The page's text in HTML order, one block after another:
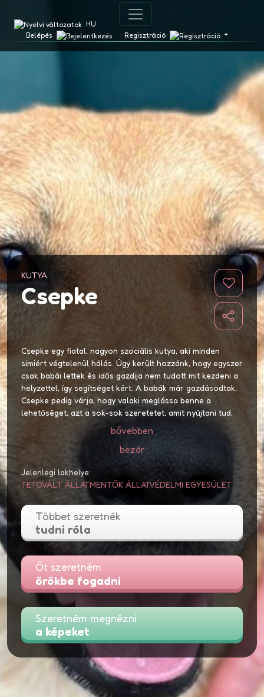
HU
Belépés
Regisztráció
KUTYA
Csepke
Csepke egy fiatal, nagyon szociális kutya, aki minden
simiért végtelenül hálás. Úgy került hozzánk, hogy egyszer
csak babái lettek és idős gazdija nem tudott mit kezdeni a
helyzettel, így segítséget kért. A babák már gazdásodtak,
Csepke pedig várja, hogy valaki meglássa benne a
lehetőséget, azt a sok-sok szeretetet, amit nyújtani tud.
bővebben
bezár
Jelenlegi lakhelye:
TETOVÁLT ÁLLATMENTŐK ÁLLATVÉDELMI EGYESÜLET
Többet szeretnék
tudni róla
Őt szeretném
örökbe fogadni
Szeretném megnézni
a képeket